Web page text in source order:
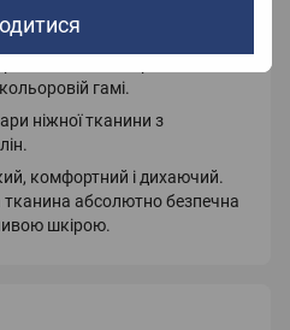
гамі.
ніжної тканини з
комфортний і дихаючий.
тканина абсолютно безпечна
шкірою.